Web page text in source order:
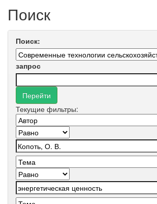
Поиск
Поиск:
запрос
Текущие фильтры: